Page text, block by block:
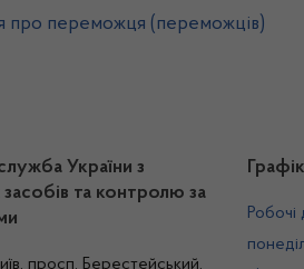
про переможця (переможців)
України з
засобів та контролю за
просп. Берестейський,
Робочі